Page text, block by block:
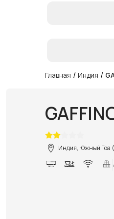
Главная / Индия /
Индия, Южный Гоа